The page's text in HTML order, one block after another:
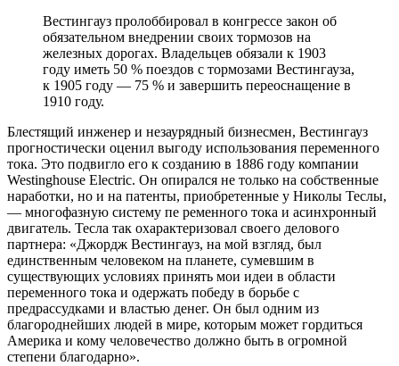
Вестингауз пролоббировал в конгрессе закон об
обязательном внедрении своих тормозов на
железных дорогах. Владельцев обязали к 1903
году иметь 50 % поездов с тормозами Вестингауза,
к 1905 году — 75 % и завершить переоснащение в
1910 году.
Блестящий инженер и незаурядный бизнесмен, Вестингауз
прогностически оценил выгоду использования переменного
тока. Это подвигло его к созданию в 1886 году компании
Westinghouse Electric. Он опирался не только на собственные
наработки, но и на патенты, приобретенные у Николы Теслы,
— многофазную систему пе ременного тока и асинхронный
двигатель. Тесла так охарактеризовал своего делового
партнера: «Джордж Вестингауз, на мой взгляд, был
единственным человеком на планете, сумевшим в
существующих условиях принять мои идеи в области
переменного тока и одержать победу в борьбе с
предрассудками и властью денег. Он был одним из
благороднейших людей в мире, которым может гордиться
Америка и кому человечество должно быть в огромной
степени благодарно».